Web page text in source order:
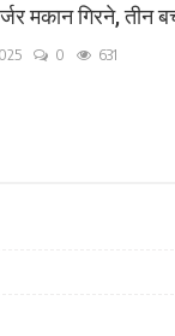
मकान गिरने, तीन
0 631